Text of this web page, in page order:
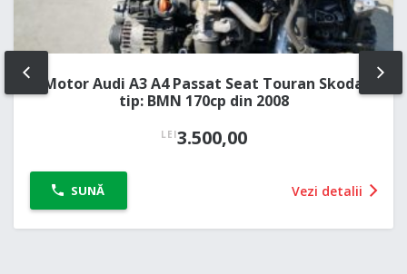
Motor Audi A3 A4 Passat Seat Touran Skoda
tip: BMN 170cp din 2008
LEI3.500,00
SUNĂ Vezi detalii
PREV